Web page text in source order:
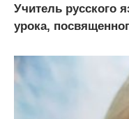
Учитель русского
урока,